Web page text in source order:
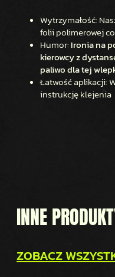
Wytrzymałość:
folii polimerowej
Humor: Ironia na
kierowcy z
paliwo dla tej
Łatwość aplikacji:
instrukcję klejenia
INNE
ZOBACZ